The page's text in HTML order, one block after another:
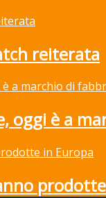
reiterata
oggi è a